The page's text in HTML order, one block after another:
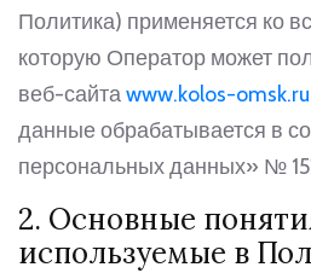
Политика) применяется ко
которую Оператор может
веб-сайтаwww.kolos-omsk.ru
данные обрабатывается в
персональных данных» №
2. Основные
используемые в